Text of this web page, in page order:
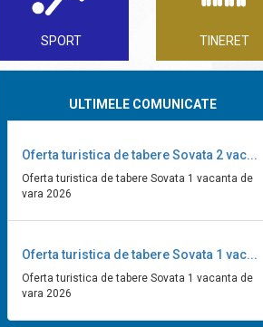
SPORT TINERET
ULTIMELE COMUNICATE
Oferta turistica de tabere Sovata 2 vac...
Oferta turistica de tabere Sovata 1 vacanta de
vara 2026
Oferta turistica de tabere Sovata 1 vac...
Oferta turistica de tabere Sovata 1 vacanta de
vara 2026